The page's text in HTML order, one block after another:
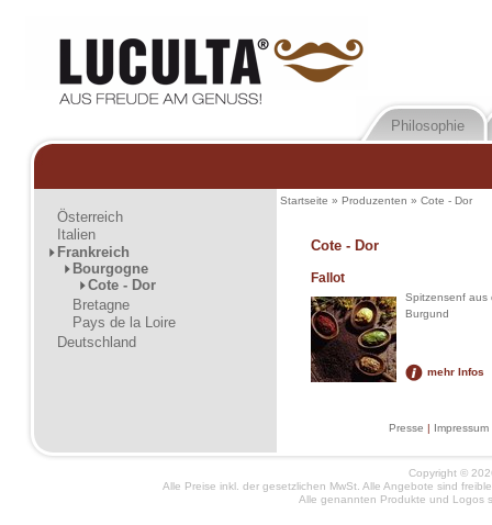
Philosophie
Österreich
Italien
Frankreich
Bourgogne
Cote - Dor
Bretagne
Pays de la Loire
Deutschland
Startseite » Produzenten » Cote - Dor
Cote - Dor
Fallot
Spitzensenf aus
Burgund
mehr Infos
Presse | Impressum
Copyright ©
Alle Preise inkl. der gesetzlichen MwSt. Alle Angebote sind
Alle genannten Produkte und Logos